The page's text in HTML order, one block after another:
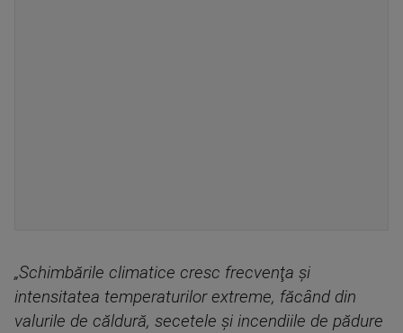
„Schimbările climatice cresc frecvenţa şi
intensitatea temperaturilor extreme, făcând din
valurile de căldură, secetele şi incendiile de pădure